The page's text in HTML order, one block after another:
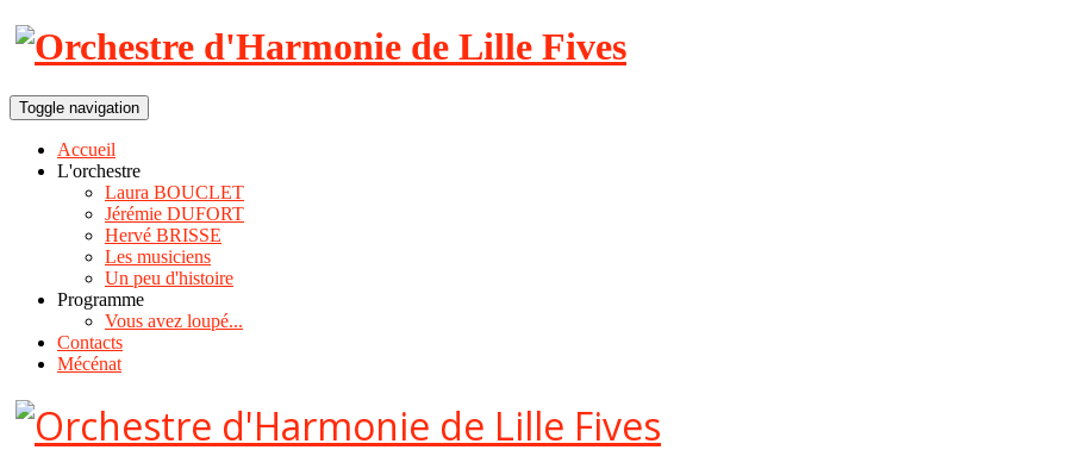
Toggle navigation
Accueil
L'orchestre
Laura BOUCLET
Jérémie DUFORT
Hervé BRISSE
Les musiciens
Un peu d'histoire
Programme
Vous avez loupé...
Contacts
Mécénat